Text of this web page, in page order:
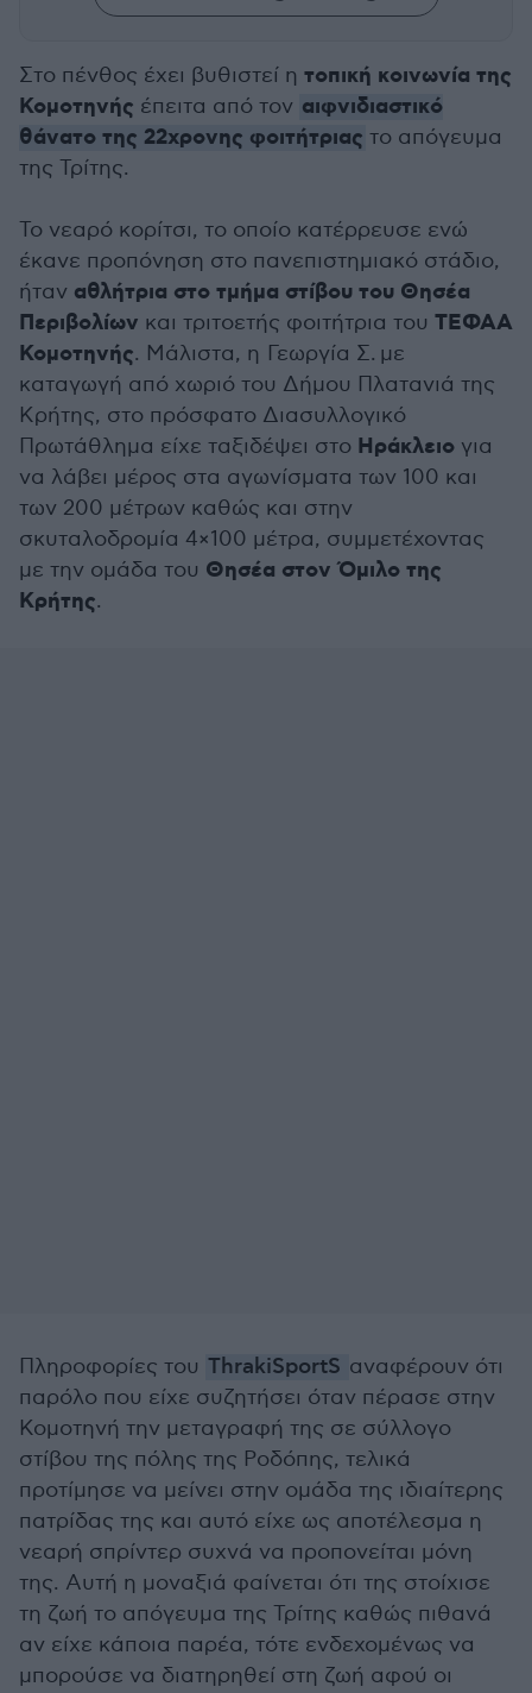
Στο πένθος έχει βυθιστεί η τοπική κοινωνία της
Κομοτηνής έπειτα από τον αιφνιδιαστικό
θάνατο της 22χρονης φοιτήτριας το απόγευμα
της Τρίτης.
Το νεαρό κορίτσι, το οποίο κατέρρευσε ενώ
έκανε προπόνηση στο πανεπιστημιακό στάδιο,
ήταν αθλήτρια στο τμήμα στίβου του Θησέα
Περιβολίων και τριτοετής φοιτήτρια του ΤΕΦΑΑ
Κομοτηνής. Μάλιστα, η Γεωργία Σ. με
καταγωγή από χωριό του Δήμου Πλατανιά της
Κρήτης, στο πρόσφατο Διασυλλογικό
Πρωτάθλημα είχε ταξιδέψει στο Ηράκλειο για
να λάβει μέρος στα αγωνίσματα των 100 και
των 200 μέτρων καθώς και στην
σκυταλοδρομία 4×100 μέτρα, συμμετέχοντας
με την ομάδα του Θησέα στον Όμιλο της
Κρήτης.
Πληροφορίες του ThrakiSportS αναφέρουν ότι
παρόλο που είχε συζητήσει όταν πέρασε στην
Κομοτηνή την μεταγραφή της σε σύλλογο
στίβου της πόλης της Ροδόπης, τελικά
προτίμησε να μείνει στην ομάδα της ιδιαίτερης
πατρίδας της και αυτό είχε ως αποτέλεσμα η
νεαρή σπρίντερ συχνά να προπονείται μόνη
της. Αυτή η μοναξιά φαίνεται ότι της στοίχισε
τη ζωή το απόγευμα της Τρίτης καθώς πιθανά
αν είχε κάποια παρέα, τότε ενδεχομένως να
μπορούσε να διατηρηθεί στη ζωή αφού οι